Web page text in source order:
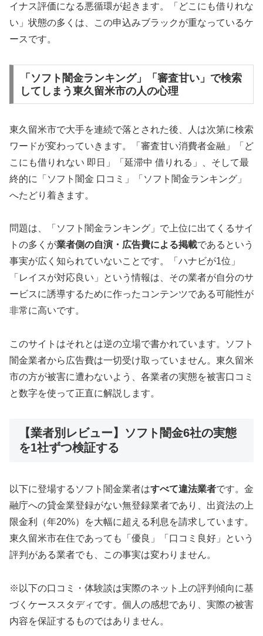
イナス評価になる悪循環が起きます。「どこにも借りれな
い」状態の多くは、この申込みブラックが重なっているケ
ースです。
「ソフト闇金ランキング」「審査甘い」で検索
してしまう東久留米市の人の心理
東久留米市で大手を連続で落とされた後、人は次第に検索
ワードが変わっていきます。「審査甘い消費者金融」「ど
こにも借りれない 即日」「延滞中 借りれる」、そして最
終的に「ソフト闇金 口コミ」「ソフト闇金ランキング」
へたどり着きます。
問題は、「ソフト闇金ランキング」で上位に出てくるサイ
トの多くが業者側の自演・広告費による掲載であるという
事実が広く知られていないことです。「ハナビが1位」
「レイスが対応良い」という情報は、その業者が自分のサ
ービスに誘導するために作ったコンテンツである可能性が
非常に高いです。
このサイトはそれとは逆の立場で書かれています。ソフト
闇金業者から広告費は一切受け取っていません。東久留米
市の方が被害に遭わないよう、各業者の実態を被害口コミ
と数字を使って正直に解説します。
【業者別レビュー】ソフト闇金6社の実態
を1社ずつ検証する
以下に登場するソフト闇金業者はすべて違法業者です。金
融庁への貸金業登録がない無登録業者であり、出資法の上
限金利（年20%）を大幅に超える利息を請求しています。
東久留米市在住であっても「優良」「口コミ良好」という
評判がある業者でも、この事実は変わりません。
※以下の口コミ・体験談は実際のネット上の評判傾向に基
づくケーススタディです。個人の感想であり、実際の被害
内容を保証するものではありません。